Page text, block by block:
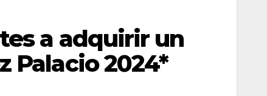
a adquirir un
Palacio 2024*